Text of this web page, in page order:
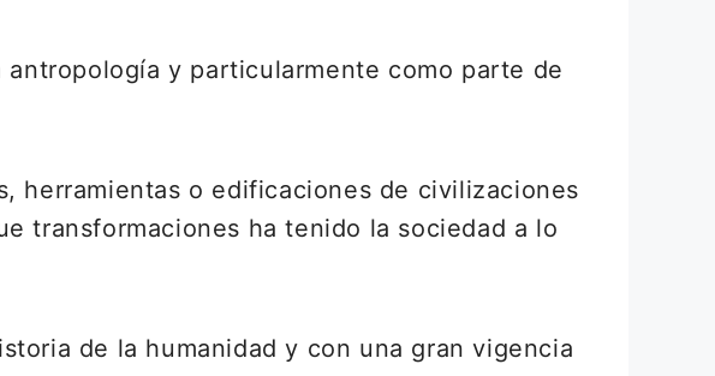
y particularmente como parte de
herramientas o edificaciones de civilizaciones
transformaciones ha tenido la sociedad a lo
de la humanidad y con una gran vigencia